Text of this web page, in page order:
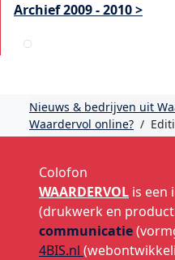
Archief 2009 - 2010 >
Nieuws & bedrijven uit
Waardervol online? /
Colofon
WAARDERVOL is een
(drukwerk en
communicatie
4BIS.nl